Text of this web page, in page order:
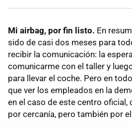
Mi airbag, por fin listo. En
sido de casi dos meses para
recibir la comunicación: la
comunicarme con el taller y
para llevar el coche. Pero en
que ver los empleados en la
en el caso de este centro oficial,
por cercanía, pero también por